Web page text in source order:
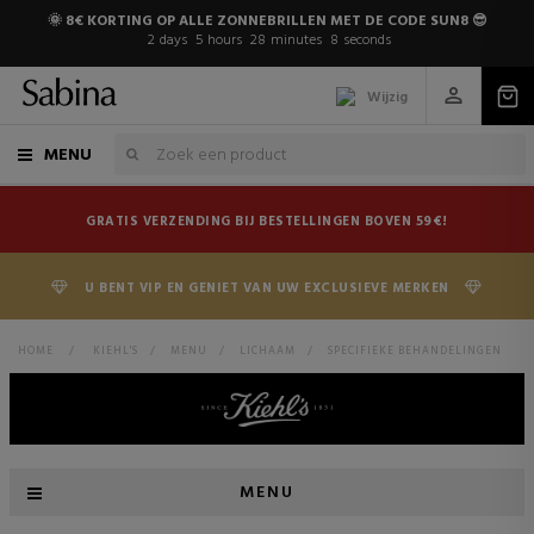
🌞 8€ KORTING OP ALLE ZONNEBRILLEN MET DE CODE SUN8 😎
2 days 5 hours 28 minutes 8 seconds
Wijzig
MENU
GRATIS VERZENDING BIJ BESTELLINGEN BOVEN 59€!
U BENT VIP EN GENIET VAN UW EXCLUSIEVE MERKEN
HOME > KIEHL'S > MENU > LICHAAM > SPECIFIEKE BEHANDELINGEN
MENU